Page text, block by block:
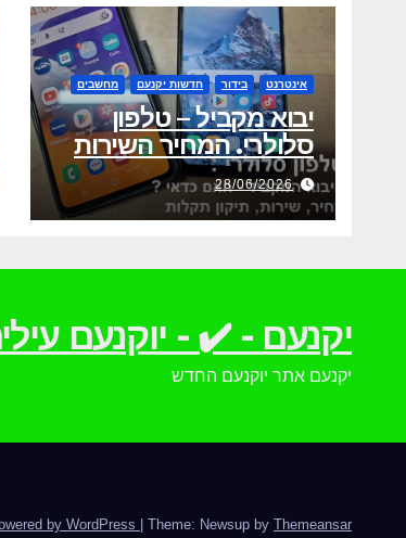
אינטרנט בידור חדשות יקנעם מחשבים
יבוא מקביל – טלפון
סלולרי. המחיר השירות
אחריות ותיקון תקלות
28/06/2026
יקנעם - ✔️ - יוקנעם
יקנעם אתר יוקנעם החדש
by WordPress Theme: Newsup by Themeansar